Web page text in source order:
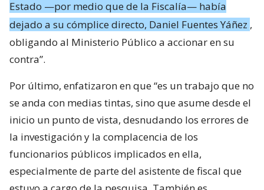
Estado —por medio que de la Fiscalía— había
dejado a su cómplice directo, Daniel Fuentes Yáñez ,
obligando al Ministerio Público a accionar en su
contra”.
Por último, enfatizaron en que “es un trabajo que no
se anda con medias tintas, sino que asume desde el
inicio un punto de vista, desnudando los errores de
la investigación y la complacencia de los
funcionarios públicos implicados en ella,
especialmente de parte del asistente de fiscal que